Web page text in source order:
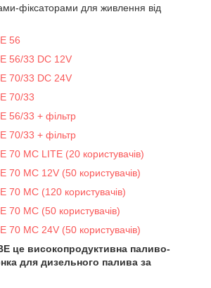
фіксаторами для живлення від
56
56/33 DC 12V
70/33 DC 24V
70/33
56/33 + фільтр
70/33 + фільтр
70 MC LITE (20 користувачів)
70 MC 12V (50 користувачів)
70 MC (120 користувачів)
70 MC (50 користувачів)
70 MC 24V (50 користувачів)
це високопродуктивна паливо-
для дизельного палива за